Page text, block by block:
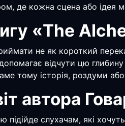
де кожна сцена або ідея
«The
не як короткий
відчути цю глибину
тому історія, роздуми
автора
підійде слухачам, які